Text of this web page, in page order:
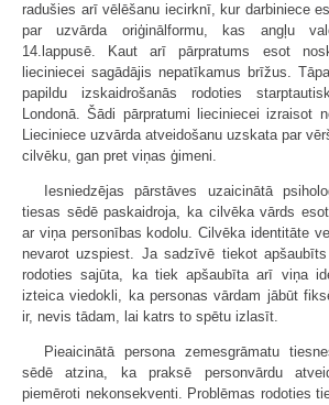
radušies arī vēlēšanu iecirknī, kur darbiniece
par uzvārda oriģinālformu, kas angļu
14.lappusē. Kaut arī pārpratums esot
lieciniecei sagādājis nepatīkamus brīžus.
papildu izskaidrošanās rodoties
Londonā. Šādi pārpratumi lieciniecei izraisot
Lieciniece uzvārda atveidošanu uzskata par
cilvēku, gan pret viņas ģimeni.
Iesniedzējas pārstāves uzaicinātā
tiesas sēdē paskaidroja, ka cilvēka vārds
ar viņa personības kodolu. Cilvēka identitāte
nevarot uzspiest. Ja sadzīvē tiekot
rodoties sajūta, ka tiek apšaubīta arī viņa
izteica viedokli, ka personas vārdam jābūt
ir, nevis tādam, lai katrs to spētu izlasīt.
Pieaicinātā persona zemesgrāmatu
sēdē atzina, ka praksē personvārdu
piemēroti nekonsekventi. Problēmas rodoties